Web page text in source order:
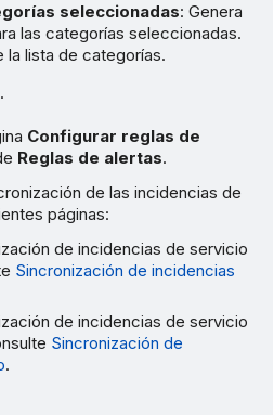
seleccionadas: Genera
las categorías seleccionadas.
la lista de categorías.
.
Configurar reglas de
Reglas de alertas.
de las incidencias de
páginas:
de incidencias de servicio
Sincronización de incidencias
de incidencias de servicio
Sincronización de
.